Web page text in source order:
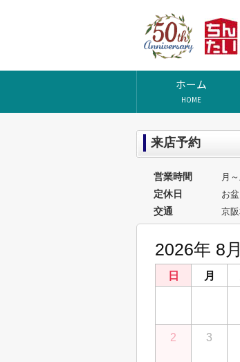
ホーム
HOME
来店予約
営業時間 月
定休日 お
交通 京
2026年 8月
日 月
2 3